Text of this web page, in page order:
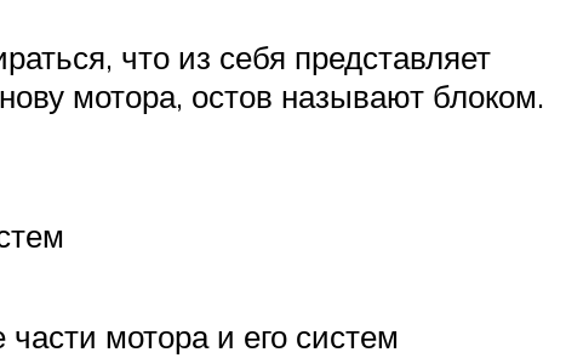
что из себя представляет
мотора, остов называют блоком.
мотора и его систем